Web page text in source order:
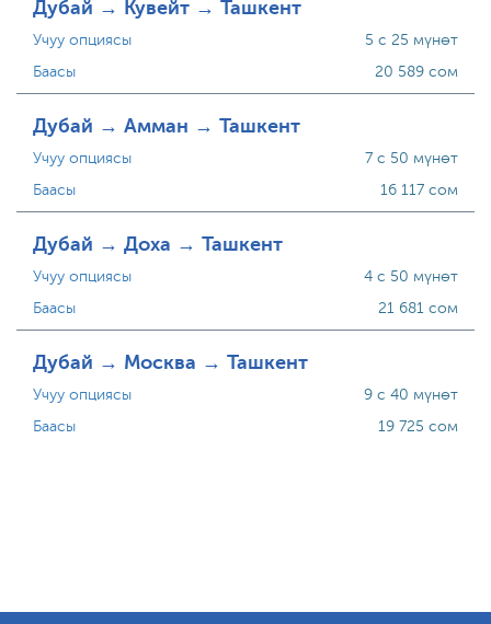
Дубай → Кувейт → Ташкент
Учуу опциясы
Баасы
5 с 25 мүнөт
20 589 сом
Дубай → Амман → Ташкент
Учуу опциясы
Баасы
7 с 50 мүнөт
16 117 сом
Дубай → Доха → Ташкент
Учуу опциясы
Баасы
4 с 50 мүнөт
21 681 сом
Дубай → Москва → Ташкент
Учуу опциясы
Баасы
9 с 40 мүнөт
19 725 сом